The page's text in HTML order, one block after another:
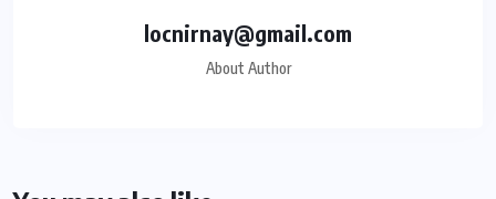
locnirnay@gmail.com
About Author